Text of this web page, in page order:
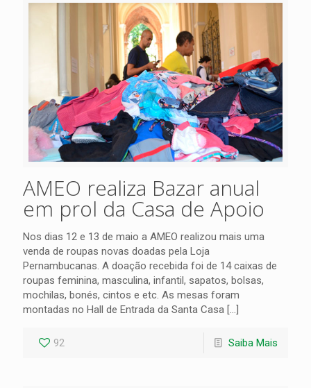
AMEO realiza Bazar anual
em prol da Casa de Apoio
Nos dias 12 e 13 de maio a AMEO realizou mais uma
venda de roupas novas doadas pela Loja
Pernambucanas. A doação recebida foi de 14 caixas de
roupas feminina, masculina, infantil, sapatos, bolsas,
mochilas, bonés, cintos e etc. As mesas foram
montadas no Hall de Entrada da Santa Casa […]
92 Saiba Mais